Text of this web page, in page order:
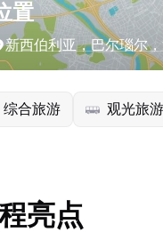
置
新西伯利亚，巴尔瑙尔
综合旅游 观光旅游
亮点